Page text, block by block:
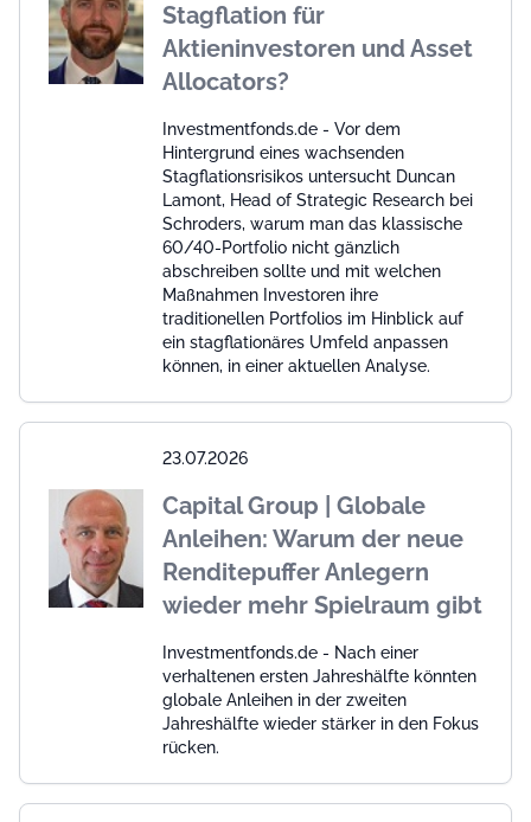
Stagflation für
Aktieninvestoren und Asset
Allocators?
Investmentfonds.de - Vor dem
Hintergrund eines wachsenden
Stagflationsrisikos untersucht Duncan
Lamont, Head of Strategic Research bei
Schroders, warum man das klassische
60/40-Portfolio nicht gänzlich
abschreiben sollte und mit welchen
Maßnahmen Investoren ihre
traditionellen Portfolios im Hinblick auf
ein stagflationäres Umfeld anpassen
können, in einer aktuellen Analyse.
23.07.2026
Capital Group | Globale
Anleihen: Warum der neue
Renditepuffer Anlegern
wieder mehr Spielraum gibt
Investmentfonds.de - Nach einer
verhaltenen ersten Jahreshälfte könnten
globale Anleihen in der zweiten
Jahreshälfte wieder stärker in den Fokus
rücken.